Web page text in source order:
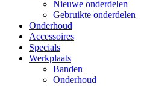
Nieuwe onderdelen
Gebruikte onderdelen
Onderhoud
Accessoires
Specials
Werkplaats
Banden
Onderhoud